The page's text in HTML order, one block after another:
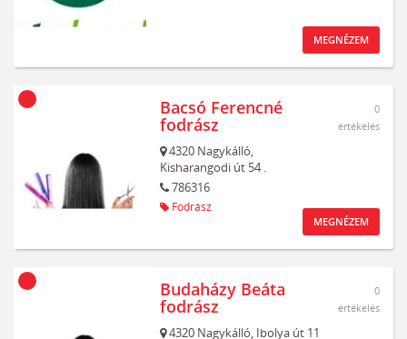
MEGNÉZEM
Bacsó Ferencné
fodrász
4320 Nagykálló,
Kisharangodi út 54 .
786316
Fodrász
0
értékelés
MEGNÉZEM
Budaházy Beáta
fodrász
4320 Nagykálló, Ibolya út 11
0
értékelés